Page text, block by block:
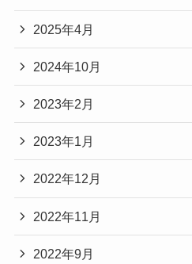
2025年4月
2024年10月
2023年2月
2023年1月
2022年12月
2022年11月
2022年9月